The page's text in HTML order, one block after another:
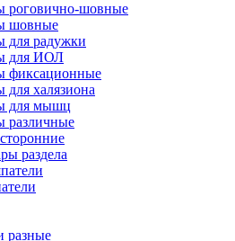
роговично-шовные
шовные
для радужки
для ИОЛ
фиксационные
халязиона
для мышц
различные
раздела
разные